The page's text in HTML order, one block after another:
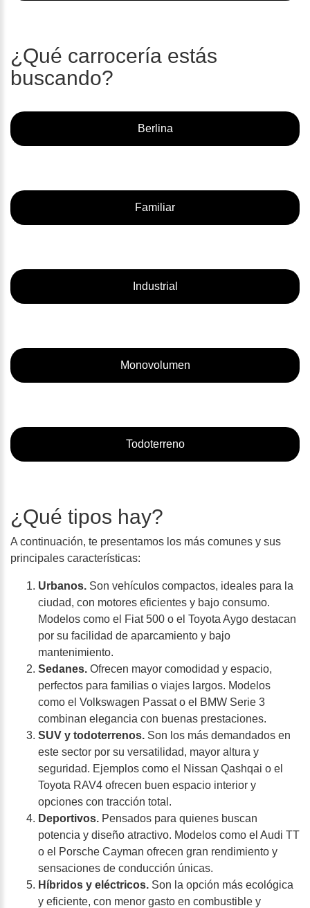
¿Qué carrocería estás
buscando?
Berlina
Familiar
Industrial
Monovolumen
Todoterreno
¿Qué tipos hay?
A continuación, te presentamos los más comunes y sus
principales características:
Urbanos. Son vehículos compactos, ideales para la
ciudad, con motores eficientes y bajo consumo.
Modelos como el Fiat 500 o el Toyota Aygo destacan
por su facilidad de aparcamiento y bajo
mantenimiento.
Sedanes. Ofrecen mayor comodidad y espacio,
perfectos para familias o viajes largos. Modelos
como el Volkswagen Passat o el BMW Serie 3
combinan elegancia con buenas prestaciones.
SUV y todoterrenos. Son los más demandados en
este sector por su versatilidad, mayor altura y
seguridad. Ejemplos como el Nissan Qashqai o el
Toyota RAV4 ofrecen buen espacio interior y
opciones con tracción total.
Deportivos. Pensados para quienes buscan
potencia y diseño atractivo. Modelos como el Audi TT
o el Porsche Cayman ofrecen gran rendimiento y
sensaciones de conducción únicas.
Híbridos y eléctricos. Son la opción más ecológica
y eficiente, con menor gasto en combustible y